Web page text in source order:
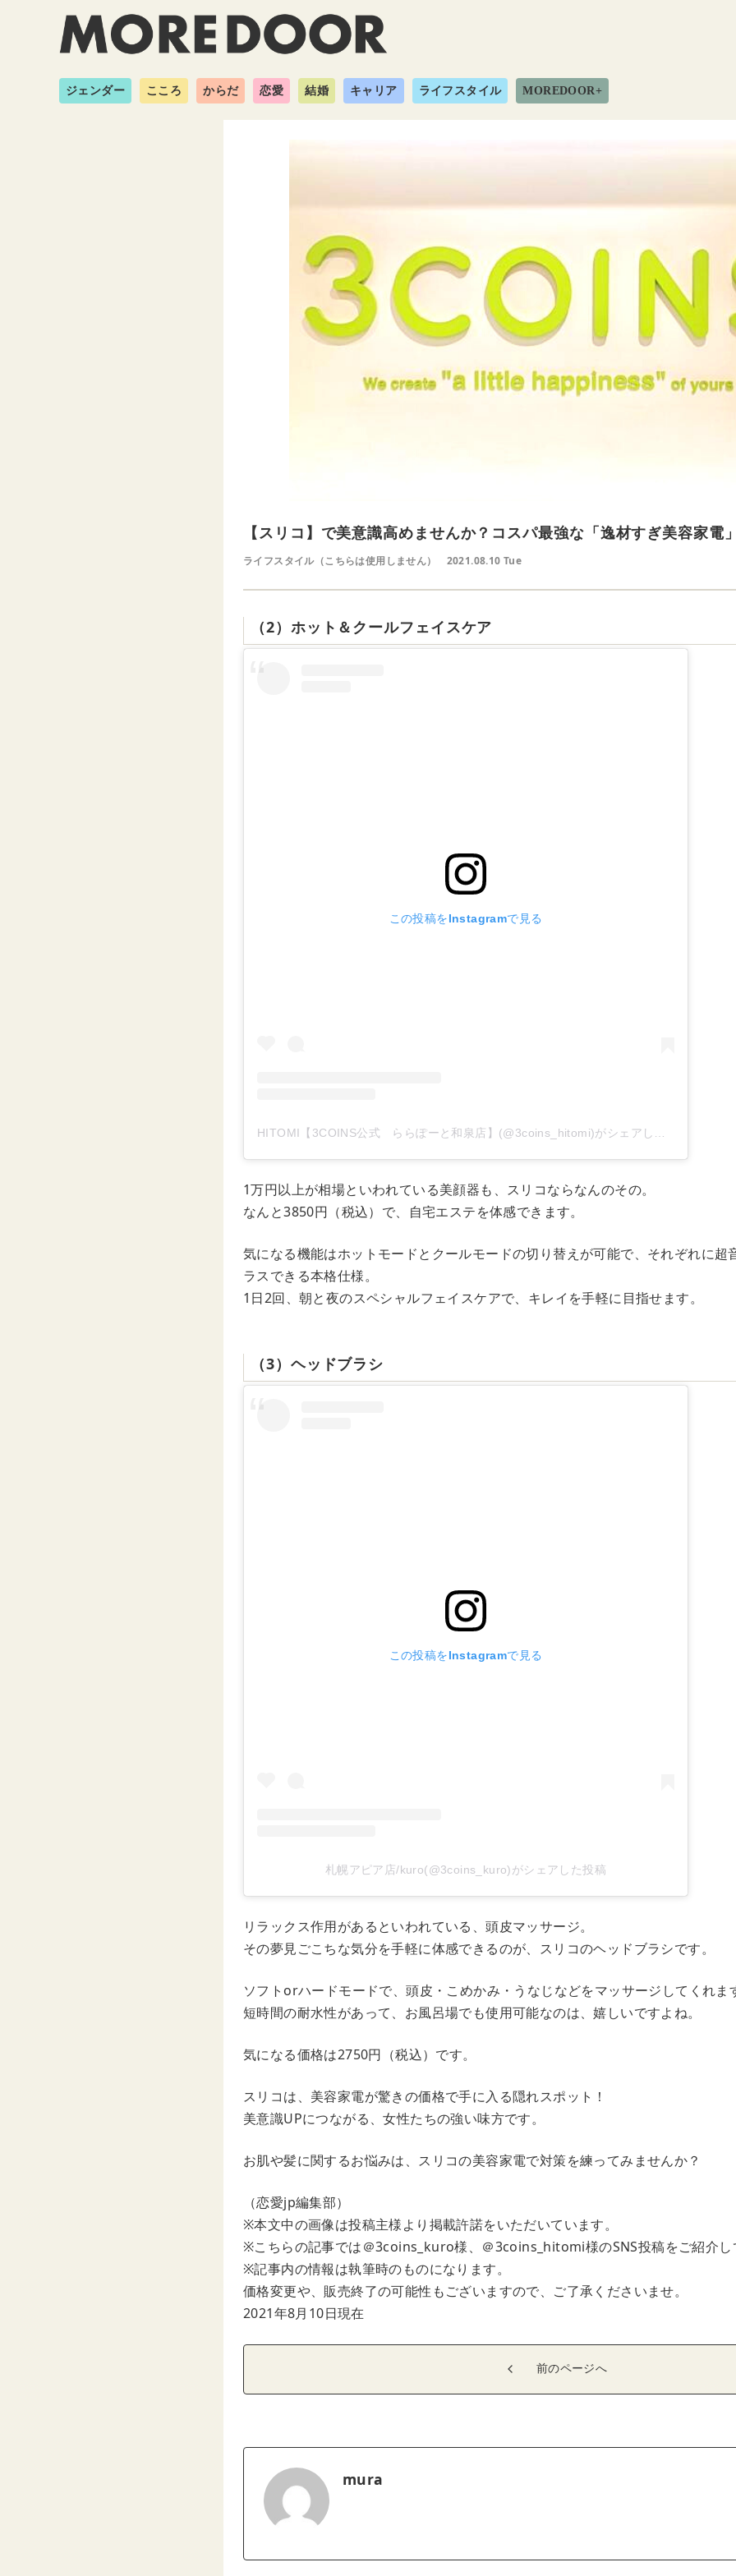
ジェンダー こころ からだ 恋愛 結婚 キャリア ライフスタイル MOREDOOR+
【スリコ】で美意識高めませんか？コスパ最強な「逸材すぎ美容家電
ライフスタイル（こちらは使用しません） 2021.08.10 Tue
（2）ホット＆クールフェイスケア
この投稿をInstagramで見る
HITOMI【3COINS公式 ららぽーと和泉店】(@3coins_hitomi)がシェアした投稿
1万円以上が相場といわれている美顔器も、スリコならなんのその。
なんと3850円（税込）で、自宅エステを体感できます。
気になる機能はホットモードとクールモードの切り替えが可能で、それぞれに超
ラスできる本格仕様。
1日2回、朝と夜のスペシャルフェイスケアで、キレイを手軽に目指せます。
（3）ヘッドブラシ
この投稿をInstagramで見る
札幌アピア店/kuro(@3coins_kuro)がシェアした投稿
リラックス作用があるといわれている、頭皮マッサージ。
その夢見ごこちな気分を手軽に体感できるのが、スリコのヘッドブラシです。
ソフトorハードモードで、頭皮・こめかみ・うなじなどをマッサージしてくれま
短時間の耐水性があって、お風呂場でも使用可能なのは、嬉しいですよね。
気になる価格は2750円（税込）です。
スリコは、美容家電が驚きの価格で手に入る隠れスポット！
美意識UPにつながる、女性たちの強い味方です。
お肌や髪に関するお悩みは、スリコの美容家電で対策を練ってみませんか？
（恋愛jp編集部）
※本文中の画像は投稿主様より掲載許諾をいただいています。
※こちらの記事では＠3coins_kuro様、＠3coins_hitomi様のSNS投稿をご紹介し
※記事内の情報は執筆時のものになります。
価格変更や、販売終了の可能性もございますので、ご了承くださいませ。
2021年8月10日現在
前のページへ
mura